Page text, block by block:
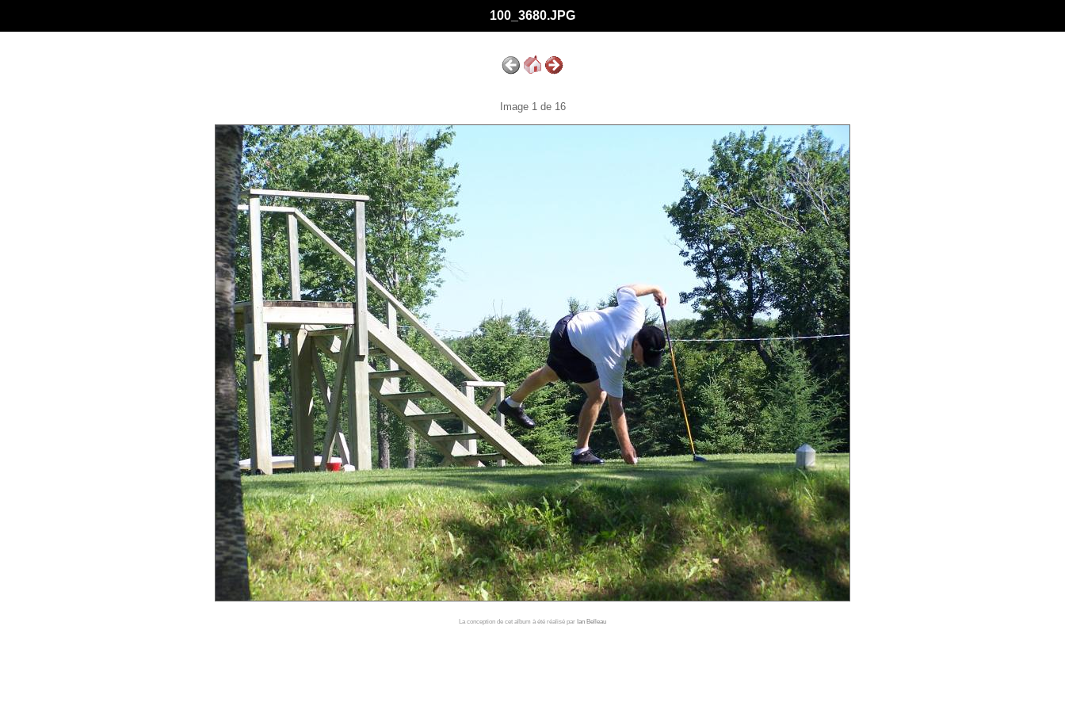
100_3680.JPG
Image 1 de 16
La conception de cet album à été réalisé par Ian Belleau